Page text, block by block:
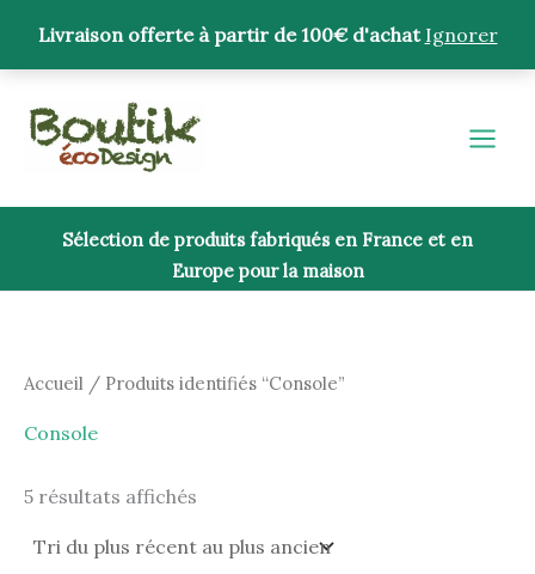
Livraison offerte à partir de 100€ d'achat Ignorer
contenu
Sélection de produits fabriqués en France et en
Europe pour la maison
Accueil / Produits identifiés “Console”
Console
5 résultats affichés
plus